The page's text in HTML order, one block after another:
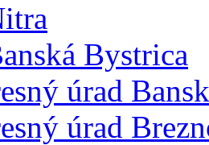
Bystrica
úrad
úrad